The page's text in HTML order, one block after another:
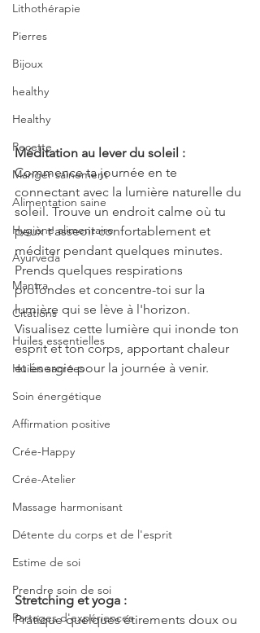
Lithothérapie
Pierres
Bijoux
healthy
Healthy
Recette
Manger sainement
Alimentation saine
Hygiène alimentaire
Ayurveda
Mantra
Citations
Huiles essentielles
Huiles sacrées
Soin énergétique
Affirmation positive
Crée-Happy
Crée-Atelier
Massage harmonisant
Détente du corps et de l'esprit
Estime de soi
Prendre soin de soi
Partages d'expériences
Méditation au lever du soleil :
Commence ta journée en te
connectant avec la lumière naturelle du
soleil. Trouve un endroit calme où tu
peux t'asseoir confortablement et
méditer pendant quelques minutes.
Prends quelques respirations
profondes et concentre-toi sur la
lumière qui se lève à l'horizon.
Visualisez cette lumière qui inonde ton
esprit et ton corps, apportant chaleur
et énergie pour la journée à venir.
Stretching et yoga :
Pratique quelques étirements doux ou